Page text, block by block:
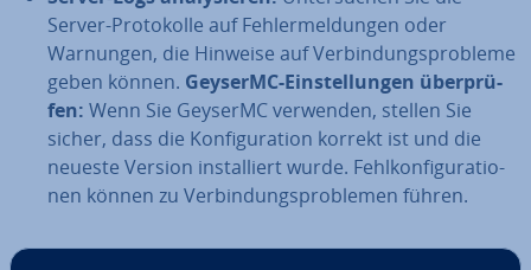
Server-Pro­to­kol­le auf Feh­ler­mel­dun­gen oder
Warnungen, die Hinweise auf Ver­bin­dungs­pro­ble­me
geben können. GeyserMC-Ein­stel­lun­gen über­prü­
fen: Wenn Sie GeyserMC verwenden, stellen Sie
sicher, dass die Kon­fi­gu­ra­ti­on korrekt ist und die
neueste Version in­stal­liert wurde. Fehl­kon­fi­gu­ra­tio­
nen können zu Ver­bin­dungs­pro­ble­men führen.